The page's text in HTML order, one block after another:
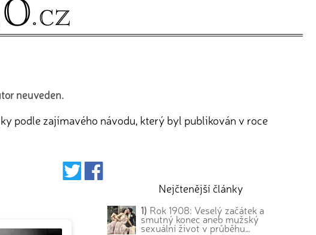
neuveden.
podle zajímavého návodu, který byl publikován v roce
Nejčtenější články
1) Rok 1908: Veselý začátek a
smutný konec aneb mužský
sexuální život v průběhu…